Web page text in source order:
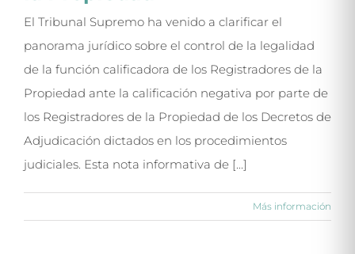
El Tribunal Supremo ha venido a clarificar el
panorama jurídico sobre el control de la legalidad
de la función calificadora de los Registradores de la
Propiedad ante la calificación negativa por parte de
los Registradores de la Propiedad de los Decretos de
Adjudicación dictados en los procedimientos
judiciales. Esta nota informativa de [...]
Más información